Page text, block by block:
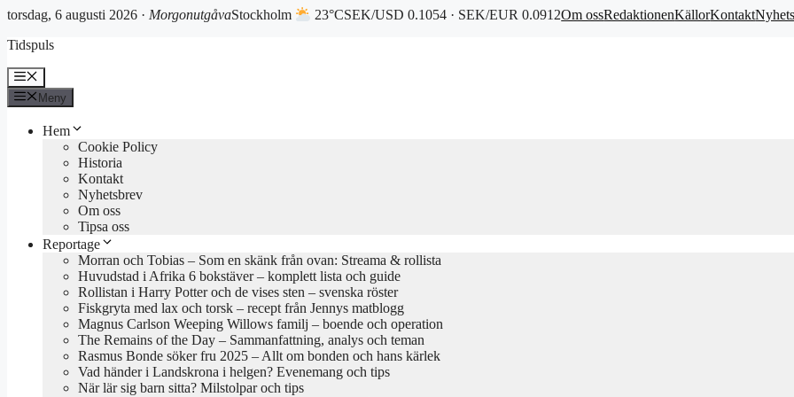
torsdag, 6 augusti 2026 · MorgonutgåvaStockholm 23°CSEK/USD 0.1054 · SEK/EUR 0.0912Om ossRedaktionenKällorKontakt
till
Tidspuls
Meny
Meny
Hem
Cookie Policy
Historia
Kontakt
Nyhetsbrev
Om oss
Tipsa oss
Reportage
Morran och Tobias – Som en skänk från ovan: Streama & rollista
Huvudstad i Afrika 6 bokstäver – komplett lista och guide
Rollistan i Harry Potter och de vises sten – svenska röster
Fiskgryta med lax och torsk – recept från Jennys matblogg
Magnus Carlson Weeping Willows familj – boende och operation
The Remains of the Day – Sammanfattning, analys och teman
Rasmus Bonde söker fru 2025 – Allt om bonden och hans kärlek
Vad händer i Landskrona i helgen? Evenemang och tips
När lär sig barn sitta? Milstolpar och tips